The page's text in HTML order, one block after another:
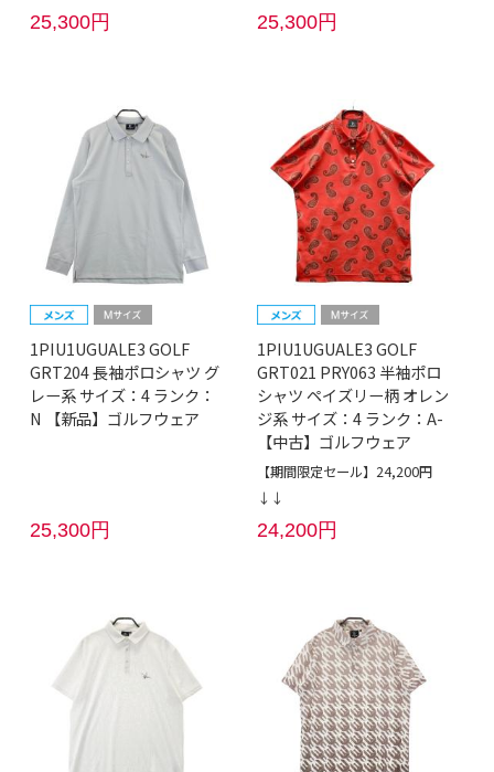
25,300円 25,300円
1PIU1UGUALE3 GOLF
GRT204 長袖ポロシャツ グ
レー系 サイズ：4 ランク：
N 【新品】ゴルフウェア
25,300円
1PIU1UGUALE3 GOLF
GRT021 PRY063 半袖ポロ
シャツ ペイズリー柄 オレン
ジ系 サイズ：4 ランク：A-
【中古】ゴルフウェア
【期間限定セール】24,200円
↓↓
24,200円